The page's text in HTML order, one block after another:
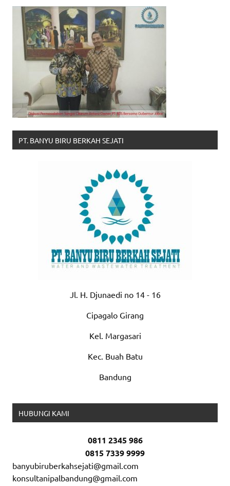
PT. BANYU BIRU BERKAH SEJATI
Jl. H. Djunaedi no 14 - 16
Cipagalo Girang
Kel. Margasari
Kec. Buah Batu
Bandung
HUBUNGI KAMI
0811 2345 986
0815 7339 9999
banyubiruberkahsejati@gmail.com
konsultanipalbandung@gmail.com